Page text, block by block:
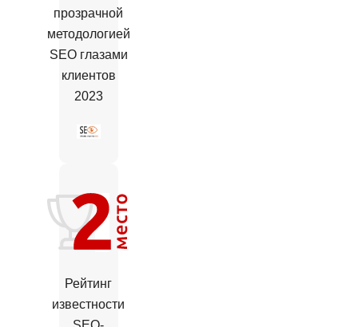
прозрачной
методологией
SEO глазами
клиентов
2023
Рейтинг
известности